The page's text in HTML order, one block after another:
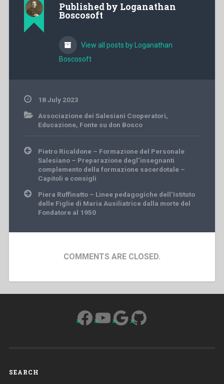
Published by Loganathan
Boscosoft
View all posts by Loganathan
Boscosoft
18 July 2023
Associazione dei Salesiani Cooperatori,
Educazione, Fonte su don Bosco
Post
navigation
Pietro Ricaldone – Formazione del Personale
Salesiano – Preparazione degl’insegnanti
complemento della formazione sacerdotale –
Capitoli e consigli
Piera Ruffinatto – Linee pedagogiche dell’Istituto
delle Figlie di Maria Ausiliatrice dalla morte del
Fondatore al 1950
COMMENTS ARE CLOSED.
Facebook
YouTube
Google
GitHub
SEARCH